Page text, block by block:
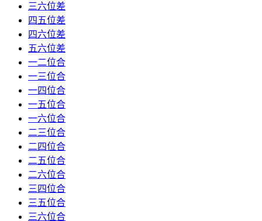
三六位差
四五位差
四六位差
五六位差
一二位合
一三位合
一四位合
一五位合
一六位合
二三位合
二四位合
二五位合
二六位合
三四位合
三五位合
三六位合